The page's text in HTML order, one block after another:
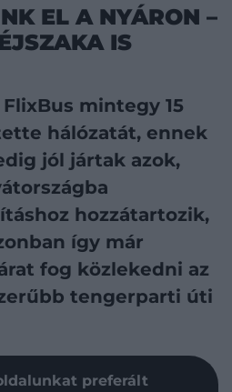
EL A NYÁRON –
IS
mintegy 15
hálózatát, ennek
jól jártak azok,
hozzátartozik,
így már
fog közlekedni az
tengerparti úti
preferált